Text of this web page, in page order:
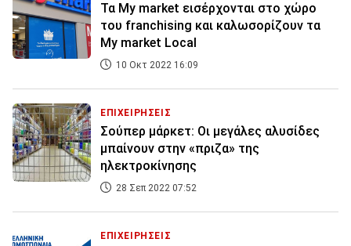
Τα My market εισέρχονται στο χώρο
του franchising και καλωσορίζουν τα
My market Local
10 Οκτ 2022 16:09
ΕΠΙΧΕΙΡΗΣΕΙΣ
Σούπερ μάρκετ: Οι μεγάλες αλυσίδες
μπαίνουν στην «πριζα» της
ηλεκτροκίνησης
28 Σεπ 2022 07:52
ΕΠΙΧΕΙΡΗΣΕΙΣ